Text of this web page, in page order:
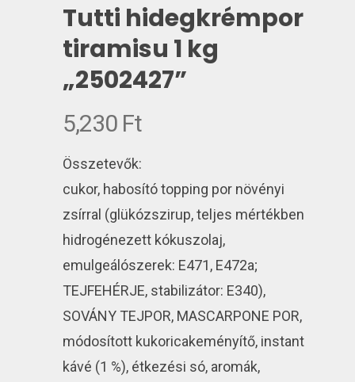
Tutti hidegkrémpor
tiramisu 1 kg
„2502427”
5,230 Ft
Összetevők:
cukor, habosító topping por növényi
zsírral (glükózszirup, teljes mértékben
hidrogénezett kókuszolaj,
emulgeálószerek: E471, E472a;
TEJFEHÉRJE, stabilizátor: E340),
SOVÁNY TEJPOR, MASCARPONE POR,
módosított kukoricakeményítő, instant
kávé (1 %), étkezési só, aromák,